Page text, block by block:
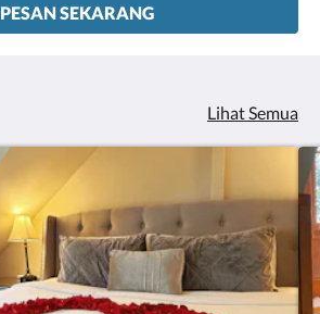
PESAN SEKARANG
Lihat Semua